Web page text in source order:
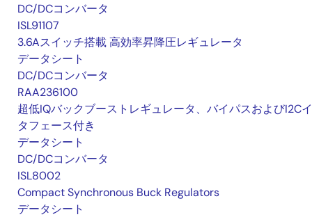
DC/DCコンバータ
ISL91107
3.6Aスイッチ搭載 高効率昇降圧レギュレータ
データシート
DC/DCコンバータ
RAA236100
超低IQバックブーストレギュレータ、バイパスおよびI2C
タフェース付き
データシート
DC/DCコンバータ
ISL8002
Compact Synchronous Buck Regulators
データシート